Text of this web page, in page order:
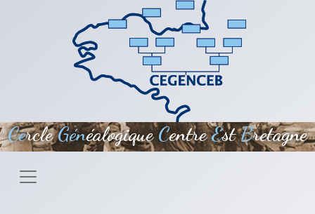
Aller au contenu principal
CercleGénéalogiqueCentreEstBretagne